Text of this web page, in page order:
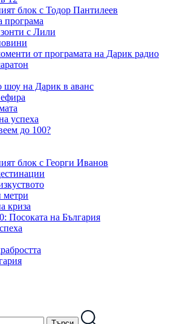
блок с Тодор Пантилеев
програма
с Лили
от програмата на Дарик радио
шоу на Дарик в аванс
успеха
до 100?
блок с Георги Иванов
метри
криза
Посоката на България